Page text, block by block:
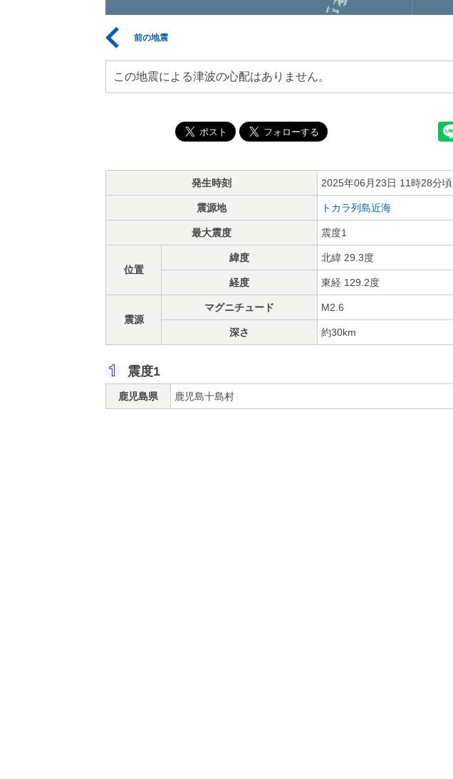
前の地震
この地震による津波の心配はありません。
発生時刻 2025年06月23日 11時28分頃
震源地 トカラ列島近海
最大震度 震度1
位置
緯度 北緯 29.3度
経度 東経 129.2度
震源
マグニチュード M2.6
深さ 約30km
震度1
鹿児島県 鹿児島十島村